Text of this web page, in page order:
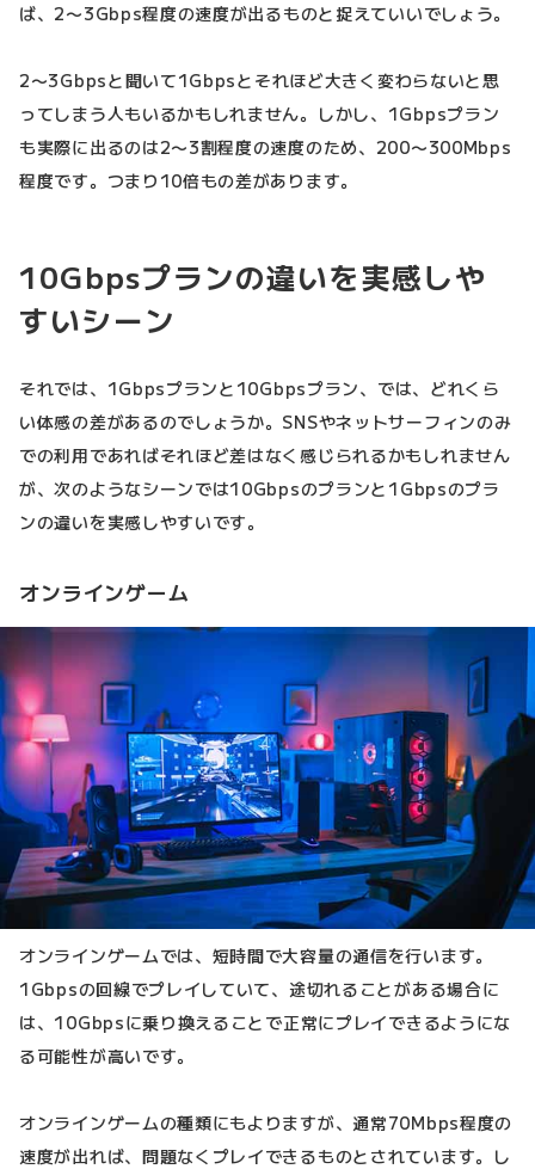
ば、2〜3Gbps程度の速度が出るものと捉えていいでしょう。
2〜3Gbpsと聞いて1Gbpsとそれほど大きく変わらないと思
ってしまう人もいるかもしれません。しかし、1Gbpsプラン
も実際に出るのは2〜3割程度の速度のため、200〜300Mbps
程度です。つまり10倍もの差があります。
10Gbpsプランの違いを実感しや
すいシーン
それでは、1Gbpsプランと10Gbpsプラン、では、どれくら
い体感の差があるのでしょうか。SNSやネットサーフィンのみ
での利用であればそれほど差はなく感じられるかもしれません
が、次のようなシーンでは10Gbpsのプランと1Gbpsのプラ
ンの違いを実感しやすいです。
オンラインゲーム
オンラインゲームでは、短時間で大容量の通信を行います。
1Gbpsの回線でプレイしていて、途切れることがある場合に
は、10Gbpsに乗り換えることで正常にプレイできるようにな
る可能性が高いです。
オンラインゲームの種類にもよりますが、通常70Mbps程度の
速度が出れば、問題なくプレイできるものとされています。し